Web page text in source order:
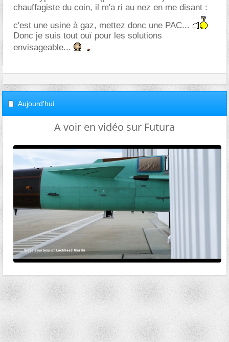
chauffagiste du coin, il m'a ri au nez en me disant :
c'est une usine à gaz, mettez donc une PAC...
Donc je suis tout ouï pour les solutions
envisageable...
Aujourd'hui
A voir en vidéo sur Futura